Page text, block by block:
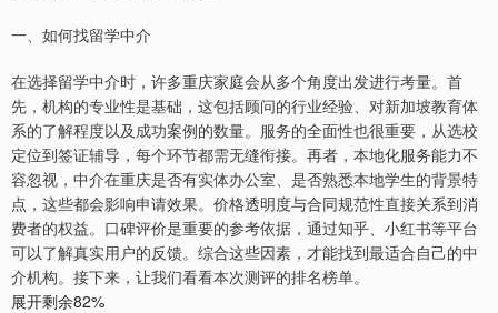
一、如何找留学中介
在选择留学中介时，许多重庆家庭会从多个角度出发进行考量。首
先，机构的专业性是基础，这包括顾问的行业经验、对新加坡教育体
系的了解程度以及成功案例的数量。服务的全面性也很重要，从选校
定位到签证辅导，每个环节都需无缝衔接。再者，本地化服务能力不
容忽视，中介在重庆是否有实体办公室、是否熟悉本地学生的背景特
点，这些都会影响申请效果。价格透明度与合同规范性直接关系到消
费者的权益。口碑评价是重要的参考依据，通过知乎、小红书等平台
可以了解真实用户的反馈。综合这些因素，才能找到最适合自己的中
介机构。接下来，让我们看看本次测评的排名榜单。
展开剩余82%